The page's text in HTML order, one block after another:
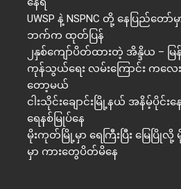
UWSP နဲ့ NSPNC တို့ နေပြည်တ
ဘက်က ထုတ်ပြန်
၂နှစ်​ကျော်ပိတ်ထားတဲ့ အိန္ဒိယ – မ
ကုန်သွယ်ရေး လမ်းကြောင်း ကလေး
တော့မယ်
ငါးသိုင်းချောင်းမြို့နယ် အနိမ့်ပိုင်
ရေနစ်မြုပ်နေ
မိုးကုတ်မြို့မှာ ရေကြီးပြီး မြေပြို
မှာ ကားတွေပိတ်မိနေ